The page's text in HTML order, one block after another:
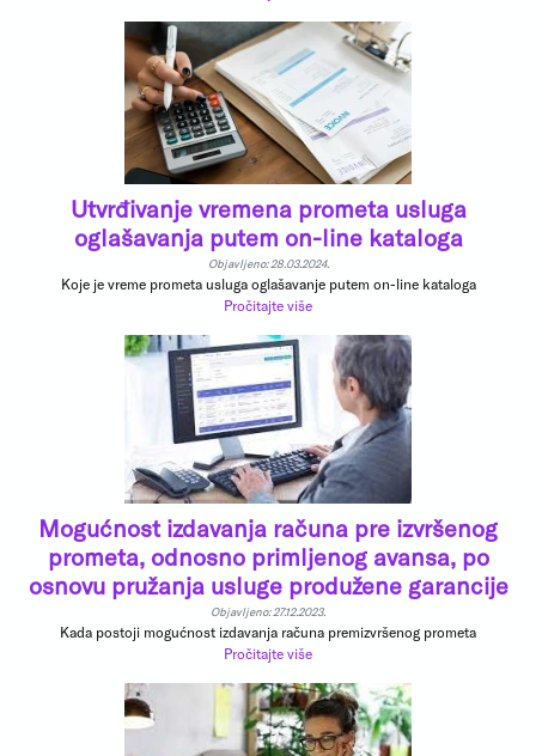
Utvrđivanje vremena prometa usluga
oglašavanja putem on-line kataloga
Objavljeno: 28.03.2024.
Koje je vreme prometa usluga oglašavanje putem on-line kataloga
Pročitajte više
Mogućnost izdavanja računa pre izvršenog
prometa, odnosno primljenog avansa, po
osnovu pružanja usluge produžene garancije
Objavljeno: 27.12.2023.
Kada postoji mogućnost izdavanja računa premizvršenog prometa
Pročitajte više